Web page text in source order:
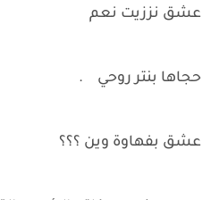
عشق نززيت نعم
حجاها بنتر روحي .
عشق بفهاوة وين ؟؟؟